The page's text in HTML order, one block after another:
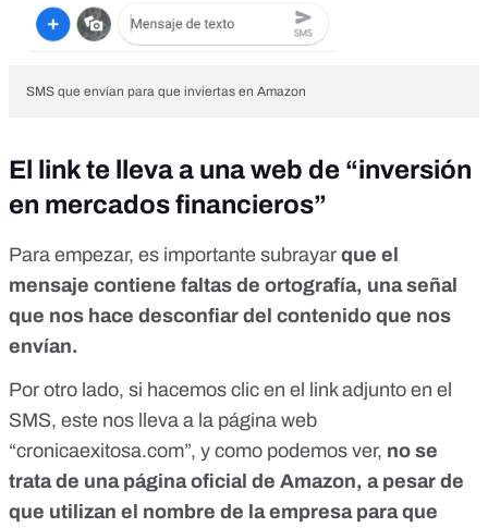
SMS que envían para que inviertas en Amazon
El link te lleva a una web de “inversión
en mercados financieros”
Para empezar, es importante subrayar que el
mensaje contiene faltas de ortografía, una señal
que nos hace desconfiar del contenido que nos
envían.
Por otro lado, si hacemos clic en el link adjunto en el
SMS, este nos lleva a la página web
“cronicaexitosa.com”, y como podemos ver, no se
trata de una página oficial de Amazon, a pesar de
que utilizan el nombre de la empresa para que